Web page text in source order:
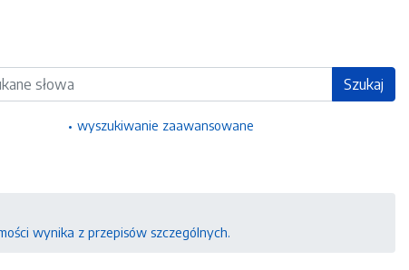
Szukaj
wyszukiwanie zaawansowane
wynika z przepisów szczególnych.